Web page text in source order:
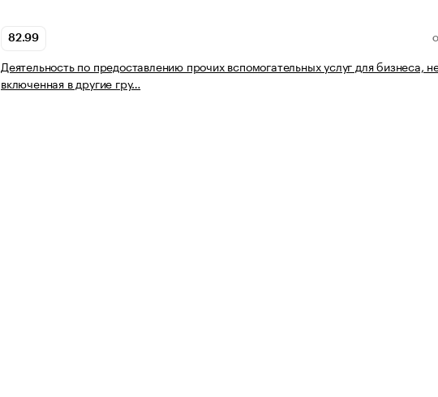
82.99
Деятельность по предоставлению прочих вспомогательных услуг для бизнеса,
включенная в другие гру…